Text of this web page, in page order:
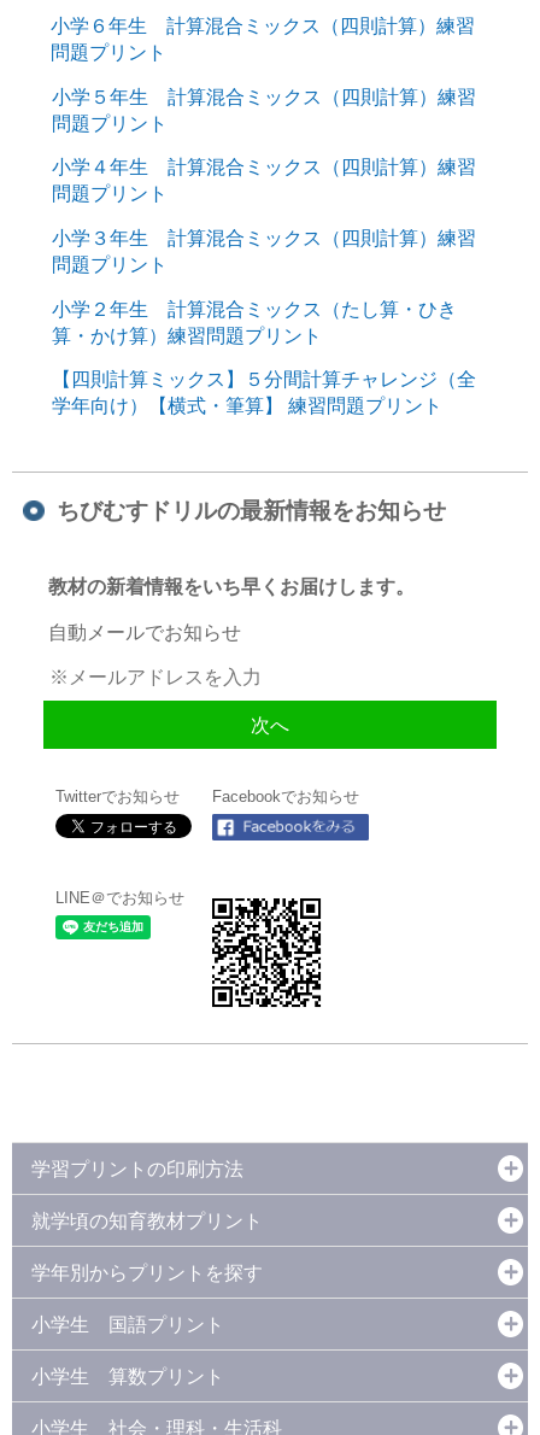
小学６年生 計算混合ミックス（四則計算）練習
問題プリント
小学５年生 計算混合ミックス（四則計算）練習
問題プリント
小学４年生 計算混合ミックス（四則計算）練習
問題プリント
小学３年生 計算混合ミックス（四則計算）練習
問題プリント
小学２年生 計算混合ミックス（たし算・ひき
算・かけ算）練習問題プリント
【四則計算ミックス】５分間計算チャレンジ（全
学年向け）【横式・筆算】 練習問題プリント
ちびむすドリルの最新情報をお知らせ
教材の新着情報をいち早くお届けします。
自動メールでお知らせ
Twitterでお知らせ Facebookでお知らせ
LINE＠でお知らせ
学習プリントの印刷方法
就学頃の知育教材プリント
学年別からプリントを探す
小学生 国語プリント
小学生 算数プリント
小学生 社会・理科・生活科